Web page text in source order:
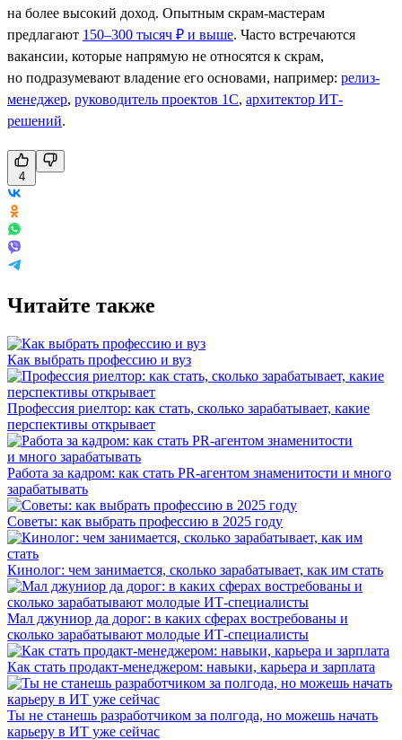
на более высокий доход. Опытным скрам-мастерам
предлагают 150–300 тысяч ₽ и выше. Часто встречаются
вакансии, которые напрямую не относятся к скрам,
но подразумевают владение его основами, например: релиз-
менеджер, руководитель проектов 1С, архитектор ИТ-
решений.
4
Читайте также
Как выбрать профессию и вуз
Профессия риелтор: как стать, сколько зарабатывает, какие
перспективы открывает
Работа за кадром: как стать PR-агентом знаменитости и много
зарабатывать
Советы: как выбрать профессию в 2025 году
Кинолог: чем занимается, сколько зарабатывает, как им стать
Мал джуниор да дорог: в каких сферах востребованы и
сколько зарабатывают молодые ИТ-специалисты
Как стать продакт-менеджером: навыки, карьера и зарплата
Ты не станешь разработчиком за полгода, но можешь начать
карьеру в ИТ уже сейчас